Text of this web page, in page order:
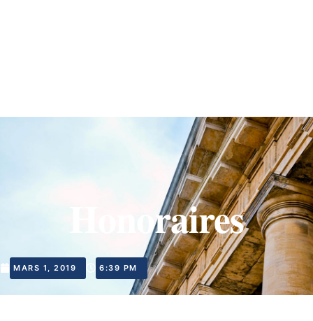
Honoraires
MARS 1, 2019 6:39 PM